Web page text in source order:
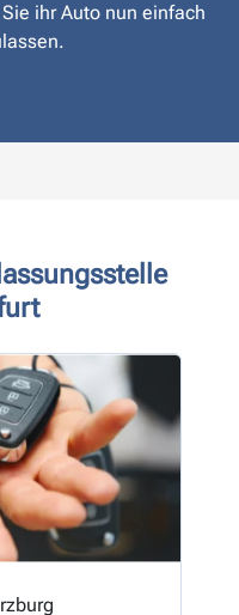
ihr Auto nun einfach